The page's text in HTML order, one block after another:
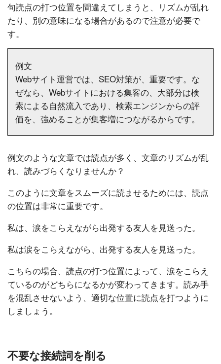
句読点の打つ位置を間違えてしまうと、リズムが乱れ
たり、別の意味になる場合があるので注意が必要で
す。
例文
Webサイト運営では、SEO対策が、重要です。な
ぜなら、Webサイトにおける集客の、大部分は検
索による自然流入であり、検索エンジンからの評
価を、強めることが集客増につながるからです。
例文のような文章では読点が多く、文章のリズムが乱
れ、読みづらくなりませんか？
このように文章をスムーズに読ませるためには、読点
の位置は非常に重要です。
私は、涙をこらえながら出発する友人を見送った。
私は涙をこらえながら、出発する友人を見送った。
こちらの場合、読点の打つ位置によって、涙をこらえ
ているのがどちらになるかが変わってきます。読み手
を混乱させないよう、適切な位置に読点を打つように
しましょう。
不要な接続詞を削る